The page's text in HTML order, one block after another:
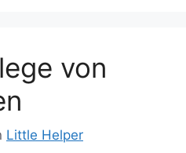
von
Little Helper